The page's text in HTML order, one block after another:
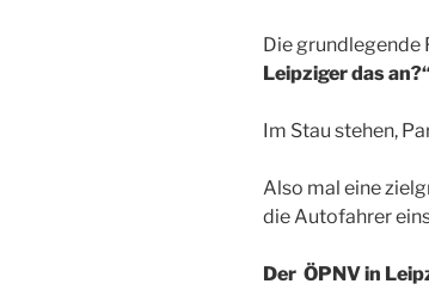
Die grundlegende
Leipziger das
Im Stau stehen,
Also mal eine
die Autofahrer
Der ÖPNV in